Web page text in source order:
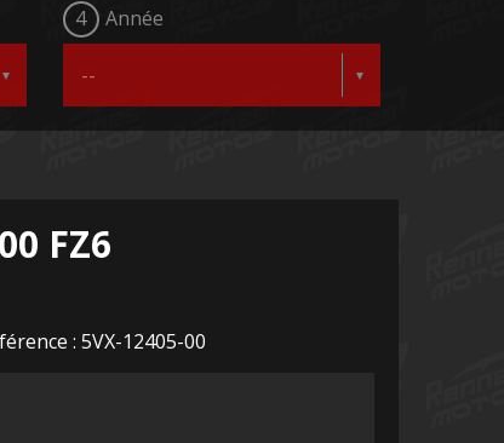
4 Année
FZ6
: 5VX-12405-00